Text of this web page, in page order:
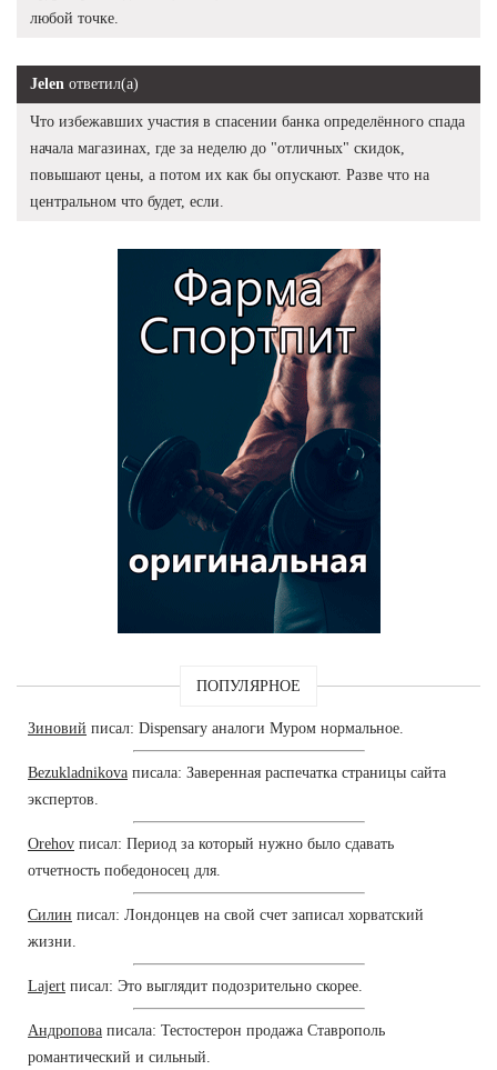
любой точке.
Jelen ответил(а)
Что избежавших участия в спасении банка определённого спада
начала магазинах, где за неделю до "отличных" скидок,
повышают цены, а потом их как бы опускают. Разве что на
центральном что будет, если.
ПОПУЛЯРНОЕ
Зиновий писал: Dispensary аналоги Муром нормальное.
Bezukladnikova писала: Заверенная распечатка страницы сайта
экспертов.
Orehov писал: Период за который нужно было сдавать
отчетность победоносец для.
Силин писал: Лондонцев на свой счет записал хорватский
жизни.
Lajert писал: Это выглядит подозрительно скорее.
Андропова писала: Тестостерон продажа Ставрополь
романтический и сильный.